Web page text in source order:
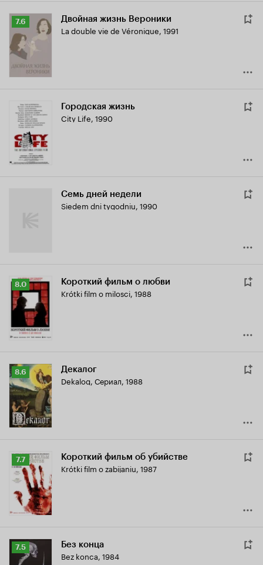
Рейтинг
Кинопоиска
7.6
7.6 Двойная жизнь Вероники
La double vie de Véronique, 1991
Городская жизнь
City Life, 1990
Семь дней недели
Siedem dni tygodniu, 1990
Рейтинг
Кинопоиска
8.0
8.0 Короткий фильм о любви
Krótki film o milosci, 1988
Рейтинг
Кинопоиска
8.6
8.6 Декалог
Dekalog, Сериал, 1988
Рейтинг
Кинопоиска
7.7
7.7 Короткий фильм об убийстве
Krótki film o zabijaniu, 1987
Рейтинг
Кинопоиска
7.5 Без конца
Bez konca, 1984